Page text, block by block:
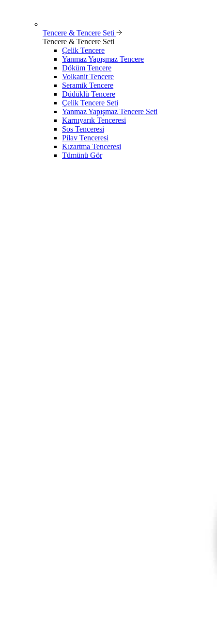
Tencere & Tencere Seti
Tencere & Tencere Seti
Çelik Tencere
Yanmaz Yapışmaz Tencere
Döküm Tencere
Volkanit Tencere
Seramik Tencere
Düdüklü Tencere
Çelik Tencere Seti
Yanmaz Yapışmaz Tencere Seti
Karnıyarık Tenceresi
Sos Tenceresi
Pilav Tenceresi
Kızartma Tenceresi
Tümünü Gör